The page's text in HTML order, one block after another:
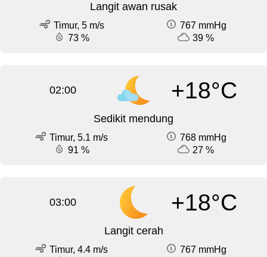
Langit awan rusak
Timur, 5 m/s
767 mmHg
73 %
39 %
02:00 +18°C
Sedikit mendung
Timur, 5.1 m/s
768 mmHg
91 %
27 %
03:00 +18°C
Langit cerah
Timur, 4.4 m/s
767 mmHg